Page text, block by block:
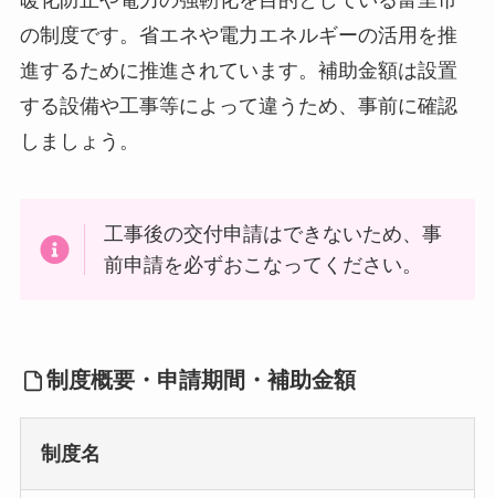
の制度です。省エネや電力エネルギーの活用を推
進するために推進されています。補助金額は設置
する設備や工事等によって違うため、事前に確認
しましょう。
工事後の交付申請はできないため、事
前申請を必ずおこなってください。
制度概要・申請期間・補助金額
制度名